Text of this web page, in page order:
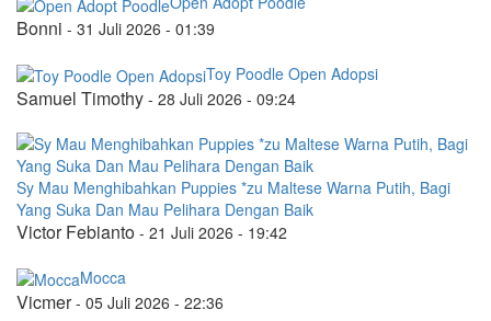
Bonni - 31 Juli 2026 - 01:39
Toy Poodle Open Adopsi
Samuel Timothy - 28 Juli 2026 - 09:24
Sy Mau Menghibahkan Puppies *zu Maltese Warna Putih, Bagi
Yang Suka Dan Mau Pelihara Dengan Baik
Victor Febianto - 21 Juli 2026 - 19:42
Mocca
Vicmer- 05 Juli 2026 - 22:36